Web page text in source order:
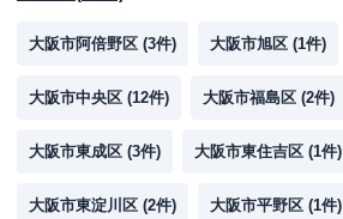
大阪市阿倍野区 (3件) 大阪市旭区 (1件)
大阪市中央区 (12件) 大阪市福島区 (2件)
大阪市東成区 (3件) 大阪市東住吉区 (1件)
大阪市東淀川区 (2件) 大阪市平野区 (1件)